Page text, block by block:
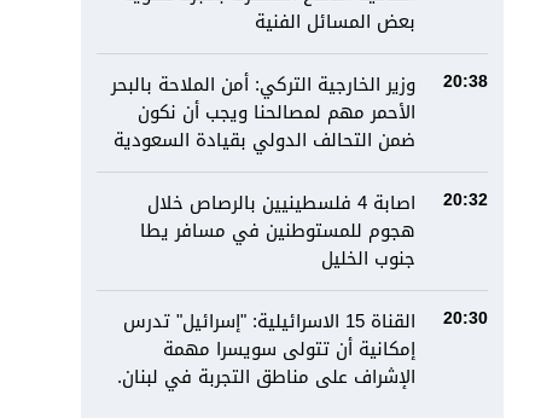
بعض المسائل الفنية
20:38
وزير الخارجية التركي: أمن الملاحة بالبحر
الأحمر مهم لمصالحنا ويجب أن نكون
ضمن التحالف الدولي بقيادة السعودية
20:32
اصابة 4 فلسطينيين بالرصاص خلال
هجوم للمستوطنين في مسافر يطا
جنوب الخليل
20:30
القناة 15 الاسرائيلية: "إسرائيل" تدرس
إمكانية أن تتولى سويسرا مهمة
الإشراف على مناطق التجربة في لبنان.